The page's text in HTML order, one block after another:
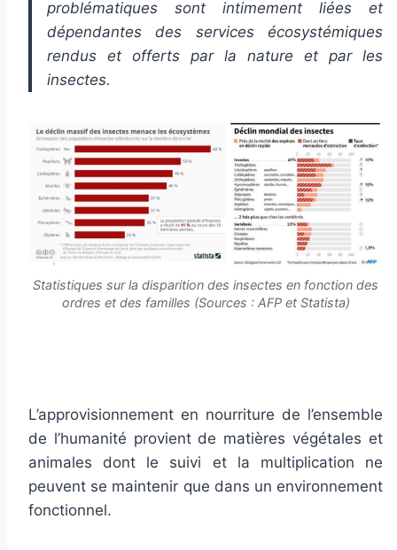
problématiques sont intimement liées et
dépendantes des services écosystémiques
rendus et offerts par la nature et par les
insectes.
Statistiques sur la disparition des insectes en fonction des
ordres et des familles (Sources : AFP et Statista)
L’approvisionnement en nourriture de l’ensemble
de l’humanité provient de matières végétales et
animales dont le suivi et la multiplication ne
peuvent se maintenir que dans un environnement
fonctionnel.